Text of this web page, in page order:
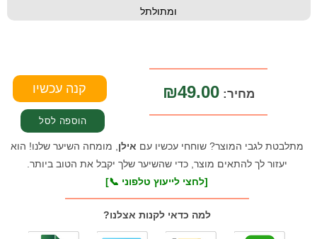
ומתולתל
מחיר:₪49.00
מתלבטת לגבי המוצר? שוחחי עכשיו עם אילן , מומחה השיער שלנו! הוא
יעזור לך להתאים מוצר, כדי שהשיער שלך יקבל את הטוב ביותר.
[לחצי לייעוץ טלפוני 📞]
למה כדאי לקנות אצלנו?